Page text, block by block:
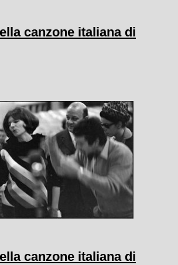
canzone italiana di
canzone italiana di